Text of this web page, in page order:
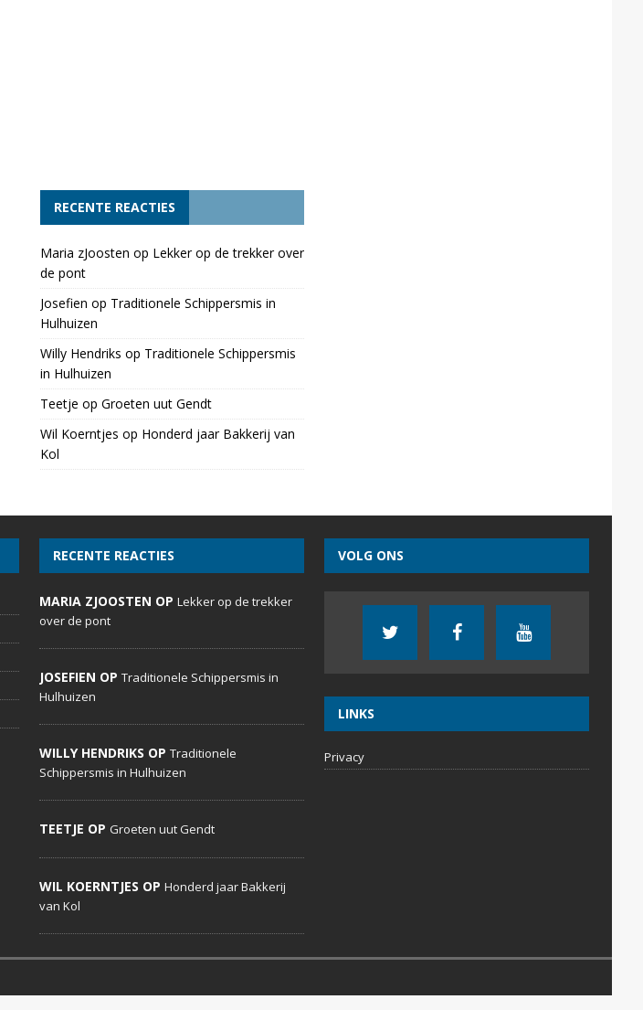
RECENTE REACTIES
Maria zJoosten op Lekker op de trekker over
de pont
Josefien op Traditionele Schippersmis in
Hulhuizen
Willy Hendriks op Traditionele Schippersmis
in Hulhuizen
Teetje op Groeten uut Gendt
Wil Koerntjes op Honderd jaar Bakkerij van
Kol
RECENTE REACTIES
MARIA ZJOOSTEN OPLekker op de trekker
over de pont
JOSEFIEN OPTraditionele Schippersmis in
Hulhuizen
WILLY HENDRIKS OPTraditionele
Schippersmis in Hulhuizen
TEETJE OP Groeten uut Gendt
WIL KOERNTJES OPHonderd jaar Bakkerij
van Kol
VOLG ONS
LINKS
Privacy